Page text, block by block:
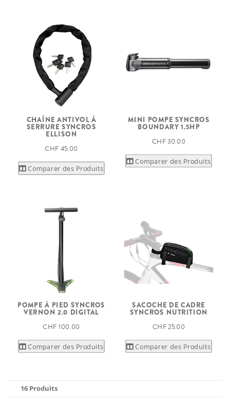
CHAÎNE ANTIVOL À
SERRURE SYNCROS
ELLISON
CHF 45.00
Comparer des Produits
MINI POMPE SYNCROS
BOUNDARY 1.5HP
CHF 30.00
Comparer des Produits
POMPE À PIED SYNCROS
VERNON 2.0 DIGITAL
CHF 100.00
Comparer des Produits
SACOCHE DE CADRE
SYNCROS NUTRITION
CHF 25.00
Comparer des Produits
16 Produits